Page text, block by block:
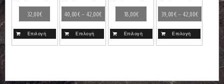
32,00€
Επιλογή
40,00€– 42,00€
Επιλογή
18,00€
Επιλογή
39,00€– 42,00€
Επιλογή